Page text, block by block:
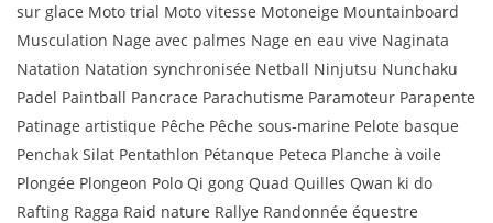
sur glace Moto trial Moto vitesse Motoneige Mountainboard
Musculation Nage avec palmes Nage en eau vive Naginata
Natation Natation synchronisée Netball Ninjutsu Nunchaku
Padel Paintball Pancrace Parachutisme Paramoteur Parapente
Patinage artistique Pêche Pêche sous-marine Pelote basque
Penchak Silat Pentathlon Pétanque Peteca Planche à voile
Plongée Plongeon Polo Qi gong Quad Quilles Qwan ki do
Rafting Ragga Raid nature Rallye Randonnée équestre